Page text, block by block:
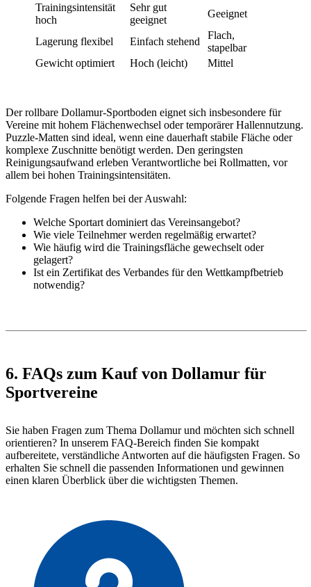
Trainingsintensität
hoch
Sehr gut
geeignet
Geeignet
Lagerung flexibel Einfach stehend
Flach,
stapelbar
Gewicht optimiert
Hoch (leicht) Mittel
Der rollbare Dollamur-Sportboden eignet sich insbesondere für
Vereine mit hohem Flächenwechsel oder temporärer Hallennutzung.
Puzzle-Matten sind ideal, wenn eine dauerhaft stabile Fläche oder
komplexe Zuschnitte benötigt werden. Den geringsten
Reinigungsaufwand erleben Verantwortliche bei Rollmatten, vor
allem bei hohen Trainingsintensitäten.
Folgende Fragen helfen bei der Auswahl:
Welche Sportart dominiert das Vereinsangebot?
Wie viele Teilnehmer werden regelmäßig erwartet?
Wie häufig wird die Trainingsfläche gewechselt oder
gelagert?
Ist ein Zertifikat des Verbandes für den Wettkampfbetrieb
notwendig?
6. FAQs zum Kauf von Dollamur für
Sportvereine
Sie haben Fragen zum Thema Dollamur und möchten sich schnell
orientieren? In unserem FAQ-Bereich finden Sie kompakt
aufbereitete, verständliche Antworten auf die häufigsten Fragen. So
erhalten Sie schnell die passenden Informationen und gewinnen
einen klaren Überblick über die wichtigsten Themen.